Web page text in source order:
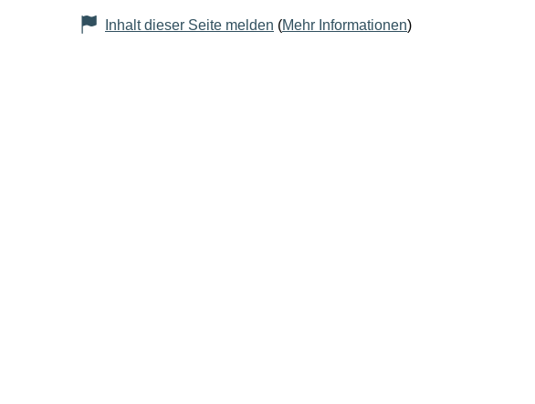
Inhalt dieser Seite melden (Mehr Informationen)